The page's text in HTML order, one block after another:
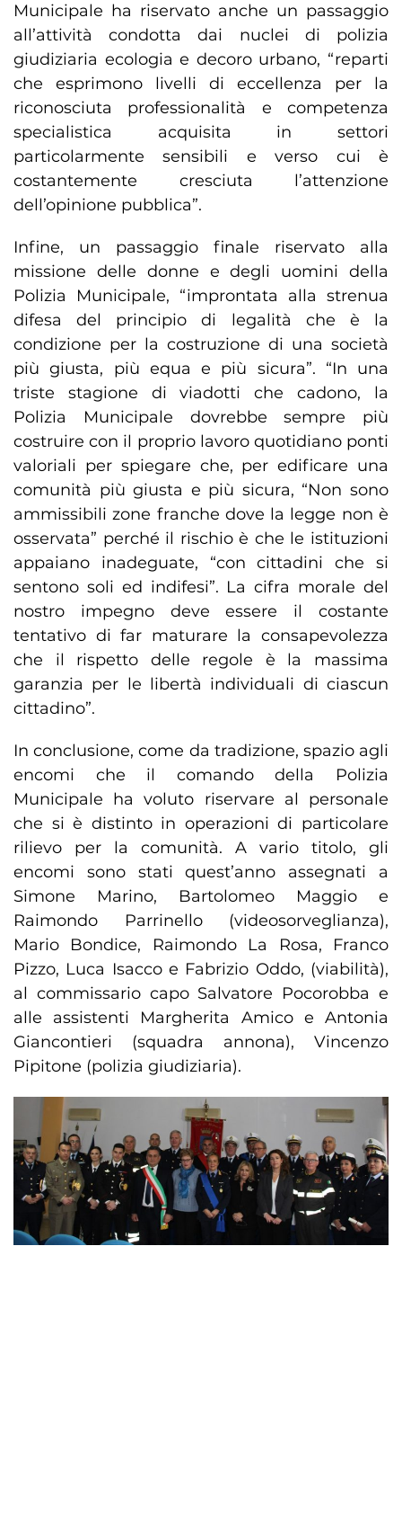
Municipale ha riservato anche un passaggio
all’attività condotta dai nuclei di polizia
giudiziaria ecologia e decoro urbano, “reparti
che esprimono livelli di eccellenza per la
riconosciuta professionalità e competenza
specialistica acquisita in settori
particolarmente sensibili e verso cui è
costantemente cresciuta l’attenzione
dell’opinione pubblica”.
Infine, un passaggio finale riservato alla
missione delle donne e degli uomini della
Polizia Municipale, “improntata alla strenua
difesa del principio di legalità che è la
condizione per la costruzione di una società
più giusta, più equa e più sicura”. “In una
triste stagione di viadotti che cadono, la
Polizia Municipale dovrebbe sempre più
costruire con il proprio lavoro quotidiano ponti
valoriali per spiegare che, per edificare una
comunità più giusta e più sicura, “Non sono
ammissibili zone franche dove la legge non è
osservata” perché il rischio è che le istituzioni
appaiano inadeguate, “con cittadini che si
sentono soli ed indifesi”. La cifra morale del
nostro impegno deve essere il costante
tentativo di far maturare la consapevolezza
che il rispetto delle regole è la massima
garanzia per le libertà individuali di ciascun
cittadino”.
In conclusione, come da tradizione, spazio agli
encomi che il comando della Polizia
Municipale ha voluto riservare al personale
che si è distinto in operazioni di particolare
rilievo per la comunità. A vario titolo, gli
encomi sono stati quest’anno assegnati a
Simone Marino, Bartolomeo Maggio e
Raimondo Parrinello (videosorveglianza),
Mario Bondice, Raimondo La Rosa, Franco
Pizzo, Luca Isacco e Fabrizio Oddo, (viabilità),
al commissario capo Salvatore Pocorobba e
alle assistenti Margherita Amico e Antonia
Giancontieri (squadra annona), Vincenzo
Pipitone (polizia giudiziaria).